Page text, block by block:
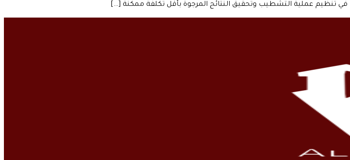
عملية التشطيب وتحقيق النتائج المرجوة بأقل تكلفة ممكنة […]